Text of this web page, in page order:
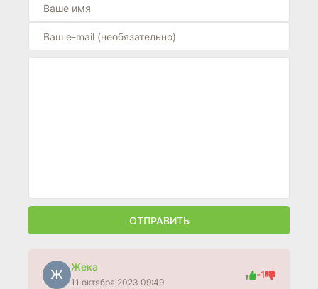
ОТПРАВИТЬ
Ж
Жека
11 октября 2023 09:49
-1